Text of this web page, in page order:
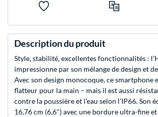
Description du produit
Style, stabilité, excellentes fonctionnalités :
impressionne par son mélange de design et
Avec son design monocoque, ce smartphone
flatteur pour la main – mais il est aussi
contre la poussière et l’eau selon l’IP66. Son
16,76 cm (6,6") avec une bordure ultra-fine